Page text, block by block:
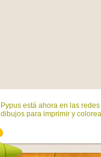
Pypus está ahora en las
dibujos para imprimir y